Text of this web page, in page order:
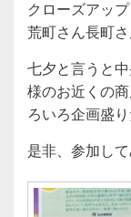
クローズアップ
荒町さん長町
七夕と言うと
様のお近くの
ろいろ企画盛
是非、参加して